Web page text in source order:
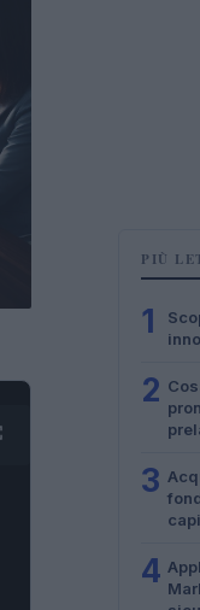
PIÙ
1
2
3
4